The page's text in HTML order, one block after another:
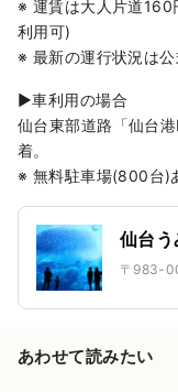
※ 運賃は大人片道160
利用可)
※ 最新の運行状況は
▶︎車利用の場合
仙台東部道路「仙台
着。
※ 無料駐車場(800台)
仙台
〒983-
あわせて読みたい